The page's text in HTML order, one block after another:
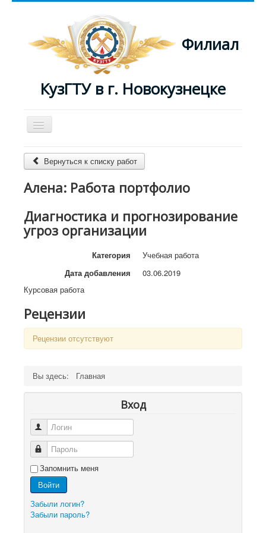
Филиал
КузГТУ в г. Новокузнецке
Включить/
выключить
Главная
Журнал
Вернуться к списку работ
Алена: Работа портфолио
Диагностика и прогнозирование
угроз организации
Категория
Учебная работа
Дата добавления
03.06.2019
Курсовая работа
Рецензии
Рецензии отсутствуют
Вы здесь: Главная
Вход
Логин
Пароль
Запомнить меня
Войти
Забыли логин?
Забыли пароль?